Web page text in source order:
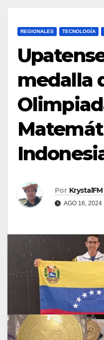
REGIONALES TECNOLOGÍA
medalla
Por KrystalFM
AGO 16, 2024